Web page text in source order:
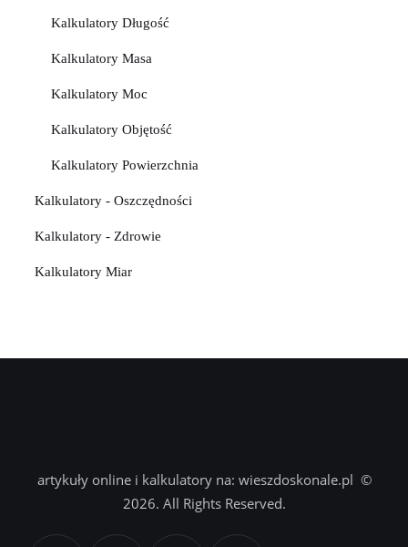
Kalkulatory Długość
Kalkulatory Masa
Kalkulatory Moc
Kalkulatory Objętość
Kalkulatory Powierzchnia
Kalkulatory - Oszczędności
Kalkulatory - Zdrowie
Kalkulatory Miar
artykuły online i kalkulatory na: wieszdoskonale.pl ©
2026. All Rights Reserved.